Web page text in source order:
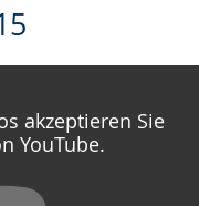
akzeptieren Sie
YouTube.